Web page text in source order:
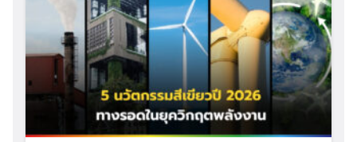
Search
for: Search